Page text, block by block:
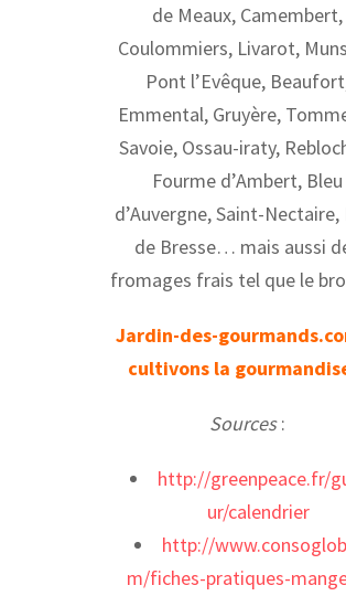
de Meaux, Camembert,
Coulommiers, Livarot,
Pont l’Evêque,
Emmental, Gruyère,
Savoie, Ossau-iraty,
Fourme d’Ambert, Bleu
d’Auvergne, Saint-Nectaire,
de Bresse… mais aussi
fromages frais tel que le
Jardin-des-
cultivons la
Sources:
http://greenpeace.fr/
ur/calendrier
http://
m/fiches-pratiques-